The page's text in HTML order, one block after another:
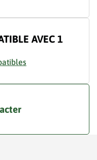
AVEC 1